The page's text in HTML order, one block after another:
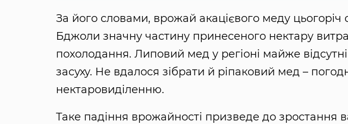
За його словами, врожай акацієвого меду цьогоріч
Бджоли значну частину принесеного нектару
похолодання. Липовий мед у регіоні майже
засуху. Не вдалося зібрати й ріпаковий мед –
нектаровиділенню.
Таке падіння врожайності призведе до зростання